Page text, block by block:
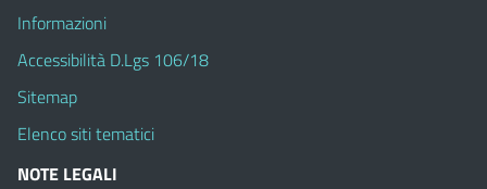
Informazioni
Accessibilità D.Lgs 106/18
Sitemap
Elenco siti tematici
NOTE LEGALI